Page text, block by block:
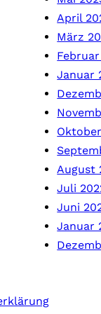
April
März
Januar
August
Juli
Juni
Januar